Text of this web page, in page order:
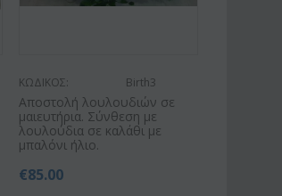
ΚΩΔΙΚΟΣ: Birth3
Αποστολή λουλουδιών σε
μαιευτήρια. Σύνθεση με
λουλούδια σε καλάθι με
μπαλόνι ήλιο.
€85.00